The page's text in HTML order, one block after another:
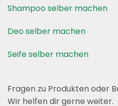
Shampoo selber machen
Deo selber machen
Seife selber machen
Fragen zu Produkten oder
Wir helfen dir gerne weiter.